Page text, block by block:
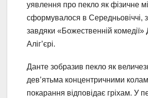
уявлення про пекло як фізичне
сформувалося в Середньовіччі,
завдяки «Божественній комедії»
Аліг’єрі.
Данте зобразив пекло як
дев’ятьма концентричними
покарання відповідає гріхам. У